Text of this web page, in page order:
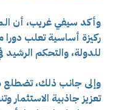
وأكد سيفي غريب، أن
ركيزة أساسية تعلب دورا
للدولة، والتحكم الرشيد
وإلى جانب ذلك، تضطلع
تعزيز جاذبية الاستثمار